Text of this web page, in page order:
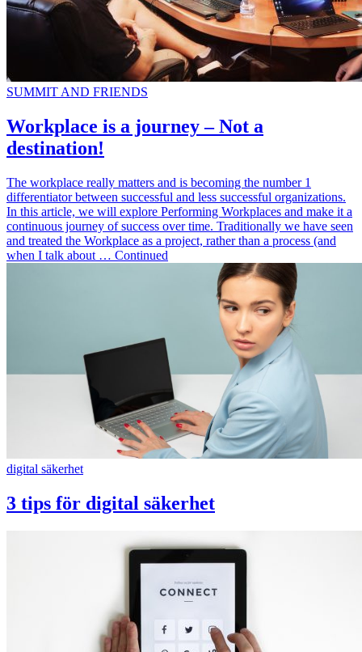
SUMMIT AND FRIENDS
Workplace is a journey – Not a
destination!
The workplace really matters and is becoming the number 1
differentiator between successful and less successful organizations.
In this article, we will explore Performing Workplaces and make it a
continuous journey of success over time. Traditionally we have seen
and treated the Workplace as a project, rather than a process (and
when I talk about … Continued
digital säkerhet
3 tips för digital säkerhet